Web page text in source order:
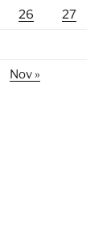
26 27
Nov »